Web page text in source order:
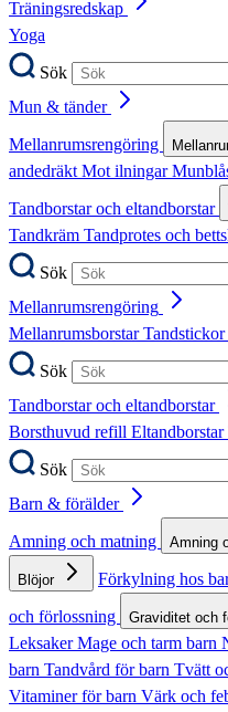
Träningsredskap
Yoga
Sök
Mun & tänder
Mellanrumsrengöring
andedräktMot ilningar
Tandborstar och eltandborstar
Tandkräm Tandprotes och
Sök
Mellanrumsrengöring
MellanrumsborstarTandstickor
Sök
Tandborstar och eltandborstar
Borsthuvud refill Eltandborstar
Sök
Barn & förälder
Amning och matning
Amning
Blöjor Förkylning hos
och förlossning
Graviditet och
LeksakerMage och tarm barn
barn Tandvård för barn Tvätt
Vitaminer för barn Värk och